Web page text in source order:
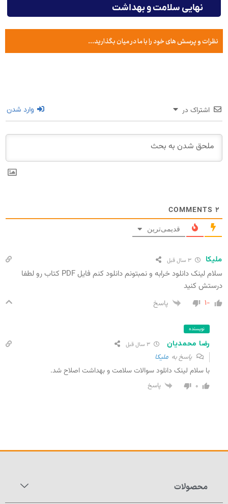
نهایی سلامت و بهداشت
نظرات و پرسش های خود را با ما در میان بگذارید...
اشتراک در وارد شدن
۲
قدیمی‌ترین
ملیکا ۳ سال قبل
سلام لینک دانلود خرابه و نمبتونم دانلود کنم فایل PDF کتاب رو لطفا
درستش کنید
-۱ پاسخ
نویسنده
رضا محمدیان
پاسخ به ملیکا
با سلام لینک دانلود سوالات سلامت و بهداشت اصلاح شد.
۰ پاسخ
محصولات